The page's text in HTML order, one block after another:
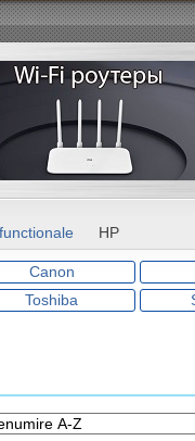
HP
Canon
Toshiba